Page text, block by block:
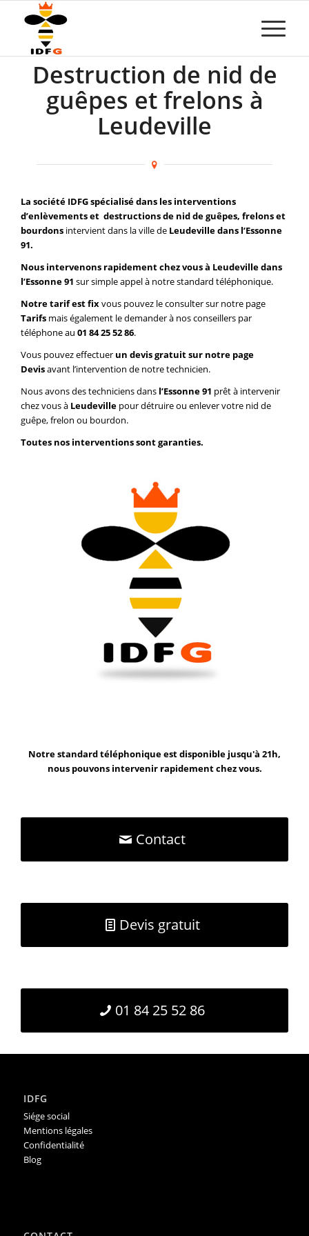
Destruction de nid de
guêpes et frelons à
Leudeville
La société IDFG spécialisé dans les interventions
d’enlèvements et destructions de nid de guêpes, frelons et
bourdons intervient dans la ville de Leudeville dans l’Essonne
91.
Nous intervenons rapidement chez vous à Leudeville dans
l’Essonne 91 sur simple appel à notre standard téléphonique.
Notre tarif est fixvous pouvez le consulter sur notre page
Tarifs mais également le demander à nos conseillers par
téléphone au 01 84 25 52 86.
Vous pouvez effectuer un devis gratuit sur notre page
Devisavant l’intervention de notre technicien.
Nous avons des techniciens dans l’Essonne 91 prêt à intervenir
chez vous à Leudeville pour détruire ou enlever votre nid de
guêpe, frelon ou bourdon.
Toutes nos interventions sont garanties.
Notre standard téléphonique est disponible jusqu'à 21h,
nous pouvons intervenir rapidement chez vous.
Contact
Devis gratuit
01 84 25 52 86
IDFG
Siége social
Mentions légales
Confidentialité
Blog